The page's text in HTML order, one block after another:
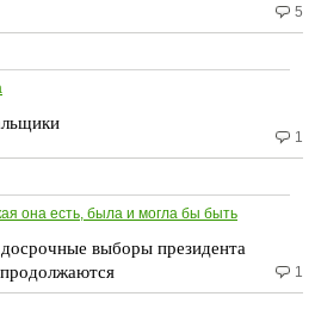
5
1
она есть, была и могла бы быть
выборы президента
1